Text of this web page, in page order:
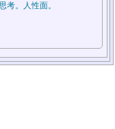
考。人性面。